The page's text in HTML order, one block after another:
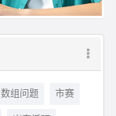
数组问题
市赛